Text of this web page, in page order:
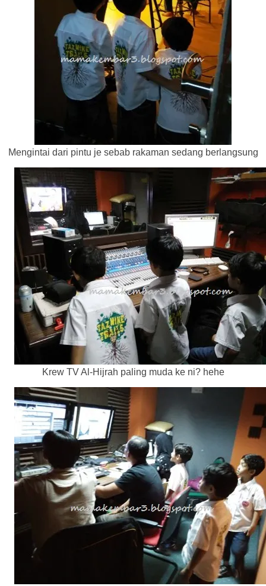
Mengintai dari pintu je sebab rakaman sedang berlangsung
Krew TV Al-Hijrah paling muda ke ni? hehe